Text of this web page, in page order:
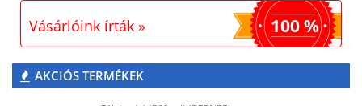
Vásárlóink írták » 100 %
AKCIÓS TERMÉKEK